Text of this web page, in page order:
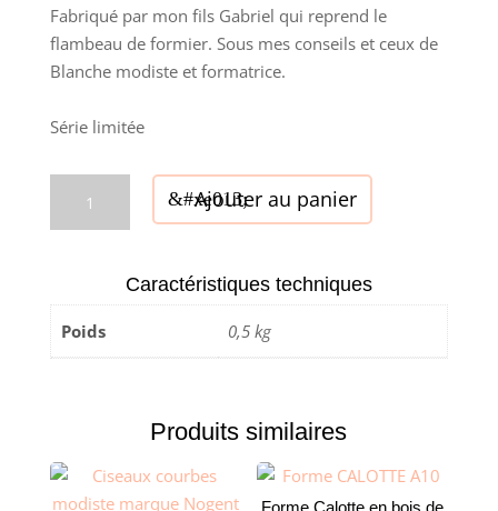
Fabriqué par mon fils Gabriel qui reprend le
flambeau de formier. Sous mes conseils et ceux de
Blanchemodiste et formatrice.
Série limitée
Ajouter au panier
Caractéristiques techniques
Poids 0,5 kg
Produits similaires
Forme Calotte en bois de